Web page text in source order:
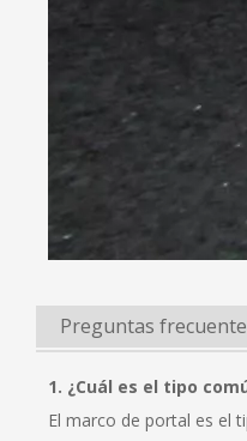
Preguntas
1. ¿Cuál es el tipo
El marco de portal es el